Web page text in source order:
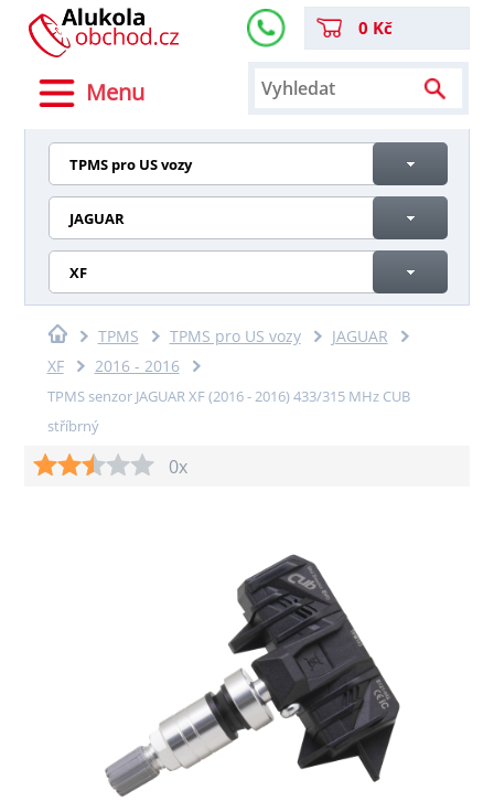
Menu
0 Kč
TPMS pro US vozy
JAGUAR
XF
TPMS TPMS pro US vozy
JAGUAR
XF
2016 - 2016
TPMS senzor JAGUAR XF (2016 - 2016) 433/315 MHz CUB
stříbrný
0x